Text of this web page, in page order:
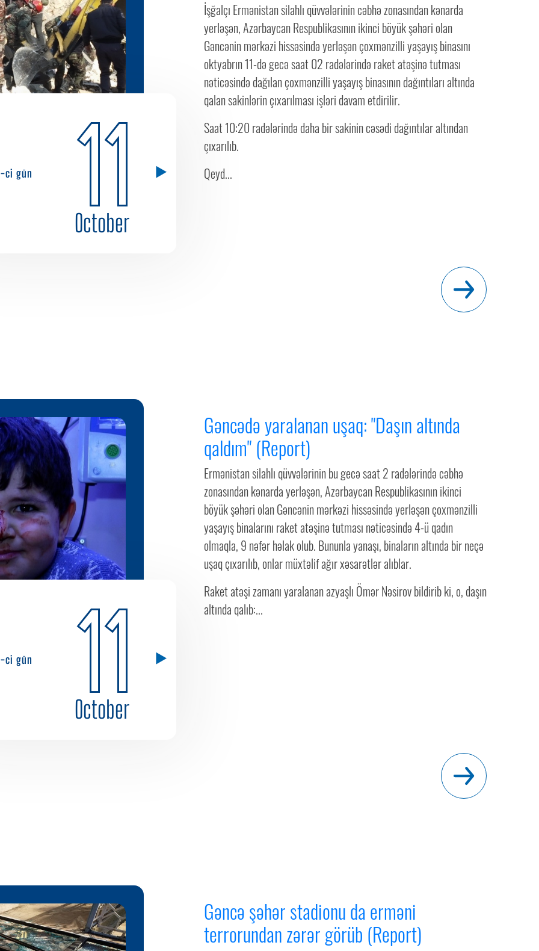
ci gün 11
October
İşğalçı Ermənistan silahlı qüvvələrinin cəbhə zonasından kənarda
yerləşən, Azərbaycan Respublikasının ikinci böyük şəhəri olan
Gəncənin mərkəzi hissəsində yerləşən çoxmənzilli yaşayış binasını
oktyabrın 11-də gecə saat 02 radələrində raket atəşinə tutması
nəticəsində dağılan çoxmənzilli yaşayış binasının dağıntıları altında
qalan sakinlərin çıxarılması işləri davam etdirilir.
Saat 10:20 radələrində daha bir sakinin cəsədi dağıntılar altından
çıxarılıb.
Qeyd...
ci gün 11
October
Gəncədə yaralanan uşaq: "Daşın altında
qaldım" (Report)
Ermənistan silahlı qüvvələrinin bu gecə saat 2 radələrində cəbhə
zonasından kənarda yerləşən, Azərbaycan Respublikasının ikinci
böyük şəhəri olan Gəncənin mərkəzi hissəsində yerləşən çoxmənzilli
yaşayış binalarını raket atəşinə tutması nəticəsində 4-ü qadın
olmaqla, 9 nəfər həlak olub. Bununla yanaşı, binaların altında bir neçə
uşaq çıxarılıb, onlar müxtəlif ağır xəsarətlər alıblar.
Raket atəşi zamanı yaralanan azyaşlı Ömər Nəsirov bildirib ki, o, daşın
altında qalıb:...
Gəncə şəhər stadionu da erməni
terrorundan zərər görüb (Report)